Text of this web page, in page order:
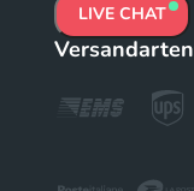
LIVE CHAT
Versandarten